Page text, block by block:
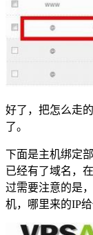
好了，把怎么走
了。
下面是主机绑定
已经有了域名，
过需要注意的是
机，哪里来的IP给